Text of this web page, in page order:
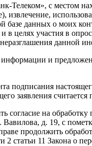
Телеком», с местом
извлечение,
базе данных о моих
в целях участия в
данной
информации и
подписания
заявления
согласие на
д. 19, с
продолжить
2 статьи 11 Закона о